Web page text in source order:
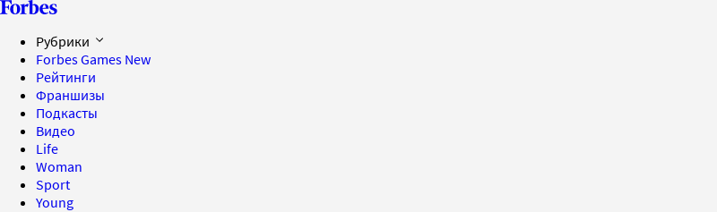
Рубрики
Forbes Games New
Рейтинги
Франшизы
Подкасты
Видео
Life
Woman
Sport
Young